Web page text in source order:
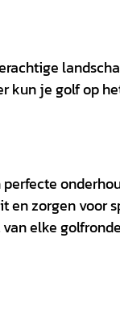
kun je golf op
en zorgen voor
elke